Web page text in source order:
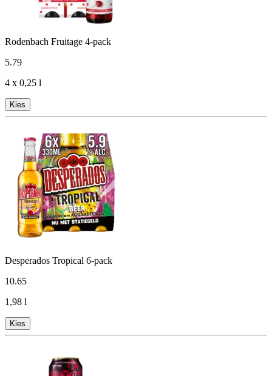
Rodenbach Fruitage 4-pack
5.79
4 x 0,25 l
Kies
Desperados Tropical 6-pack
10.65
1,98 l
Kies